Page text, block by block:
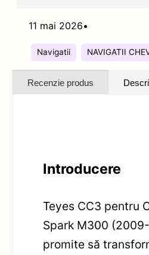
11 mai 2026•
Navigatii NAVIGATII
Recenzie produs
Introducere
Teyes CC3 pentru
Spark M300
promite să